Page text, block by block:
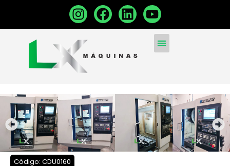
Código: CDU0160